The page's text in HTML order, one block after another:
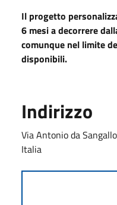
Il progetto
6 mesi a decorrere
comunque nel limite
disponibili.
Indirizzo
Via Antonio da
Italia